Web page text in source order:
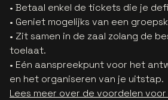
• Betaal enkel de tickets die je
• Geniet mogelijks van een
• Zit samen in de zaal zolang de
toelaat.
• Eén aanspreekpunt voor het
en het organiseren van je uitstap.
Lees meer over de voordelen